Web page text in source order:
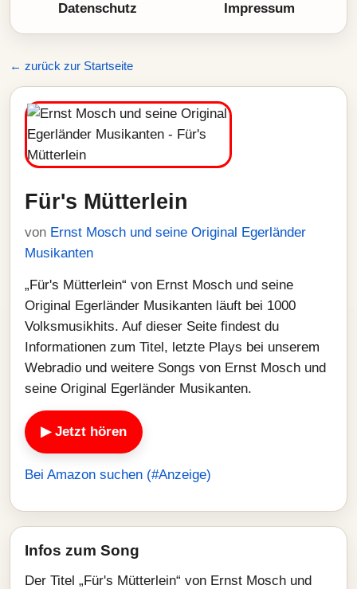
Datenschutz Impressum
← zurück zur Startseite
Für's Mütterlein
von Ernst Mosch und seine Original Egerländer
Musikanten
„Für's Mütterlein“ von Ernst Mosch und seine
Original Egerländer Musikanten läuft bei 1000
Volksmusikhits. Auf dieser Seite findest du
Informationen zum Titel, letzte Plays bei unserem
Webradio und weitere Songs von Ernst Mosch und
seine Original Egerländer Musikanten.
▶ Jetzt hören
Bei Amazon suchen (#Anzeige)
Infos zum Song
Der Titel „Für's Mütterlein“ von Ernst Mosch und